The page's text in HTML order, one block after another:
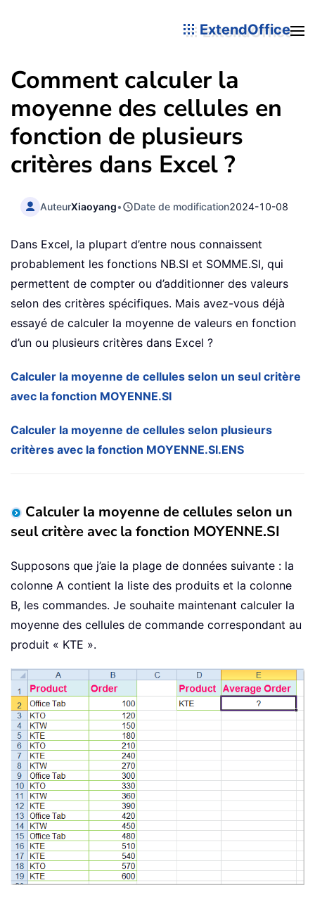
ExtendOffice
Comment calculer la
moyenne des cellules en
fonction de plusieurs
critères dans Excel ?
AuteurXiaoyang• Date de modification2024-10-08
Dans Excel, la plupart d’entre nous connaissent
probablement les fonctions NB.SI et SOMME.SI, qui
permettent de compter ou d’additionner des valeurs
selon des critères spécifiques. Mais avez-vous déjà
essayé de calculer la moyenne de valeurs en fonction
d’un ou plusieurs critères dans Excel ?
Calculer la moyenne de cellules selon un seul critère
avec la fonction MOYENNE.SI
Calculer la moyenne de cellules selon plusieurs
critères avec la fonction MOYENNE.SI.ENS
Calculer la moyenne de cellules selon un
seul critère avec la fonction MOYENNE.SI
Supposons que j’aie la plage de données suivante : la
colonne A contient la liste des produits et la colonne
B, les commandes. Je souhaite maintenant calculer la
moyenne des cellules de commande correspondant au
produit « KTE ».